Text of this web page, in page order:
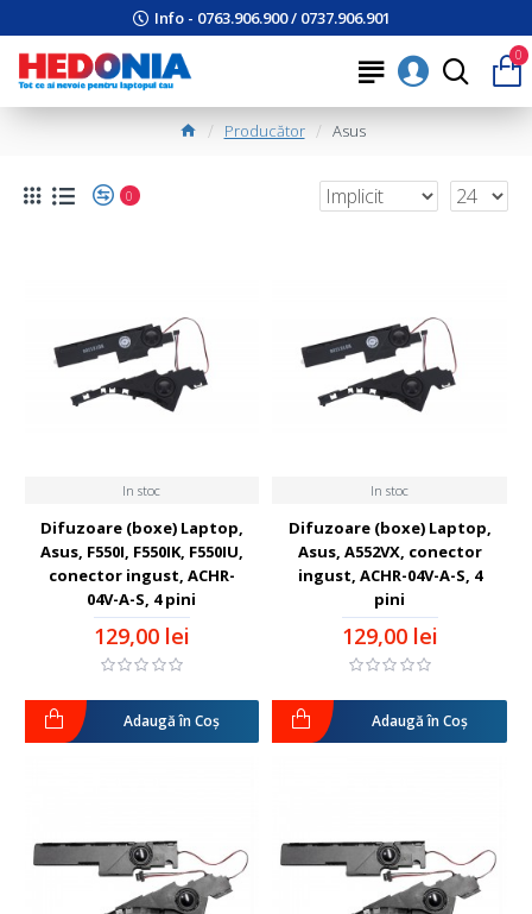
Info - 0763.906.900 / 0737.906.901
0
Producător Asus
0
In stoc
Difuzoare (boxe) Laptop,
Asus, F550I, F550IK, F550IU,
conector ingust, ACHR-
04V-A-S, 4 pini
129,00 lei
Adaugă în Coş
In stoc
Difuzoare (boxe) Laptop,
Asus, A552VX, conector
ingust, ACHR-04V-A-S, 4
pini
129,00 lei
Adaugă în Coş